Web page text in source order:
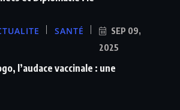
SANTÉ
SEP 09,
2025
l’audace vaccinale : une